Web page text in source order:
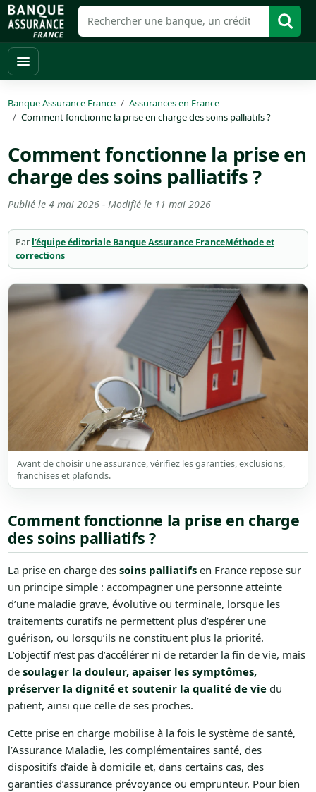
Banque Assurance France
Assurances en France
Comment fonctionne la prise en charge des soins palliatifs ?
Comment fonctionne la prise en
charge des soins palliatifs ?
Publié le 4 mai 2026- Modifié le 11 mai 2026
Par l’équipe éditoriale Banque Assurance FranceMéthode et
corrections
Avant de choisir une assurance, vérifiez les garanties, exclusions,
franchises et plafonds.
Comment fonctionne la prise en charge
des soins palliatifs ?
La prise en charge des soins palliatifsen France repose sur
un principe simple : accompagner une personne atteinte
d’une maladie grave, évolutive ou terminale, lorsque les
traitements curatifs ne permettent plus d’espérer une
guérison, ou lorsqu’ils ne constituent plus la priorité.
L’objectif n’est pas d’accélérer ni de retarder la fin de vie, mais
de soulager la douleur, apaiser les symptômes,
préserver la dignité et soutenir la qualité de viedu
patient, ainsi que celle de ses proches.
Cette prise en charge mobilise à la fois le système de santé,
l’Assurance Maladie, les complémentaires santé, des
dispositifs d’aide à domicile et, dans certains cas, des
garanties d’assurance prévoyance ou emprunteur. Pour bien